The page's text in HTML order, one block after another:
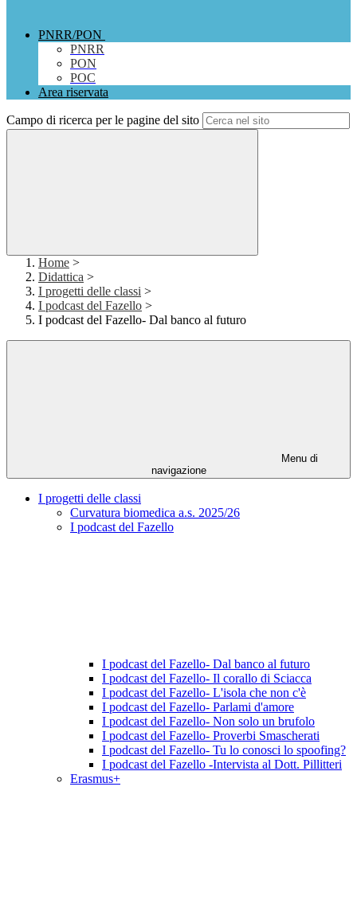
PNRR/PON
PNRR
PON
POC
Area riservata
Campo di ricerca per le pagine del sito
Home >
Didattica >
I progetti delle classi >
I podcast del Fazello >
I podcast del Fazello- Dal banco al futuro
Menu di
navigazione
I progetti delle classi
Curvatura biomedica a.s. 2025/26
I podcast del Fazello
I podcast del Fazello- Dal banco al futuro
I podcast del Fazello- Il corallo di Sciacca
I podcast del Fazello- L'isola che non c'è
I podcast del Fazello- Parlami d'amore
I podcast del Fazello- Non solo un brufolo
I podcast del Fazello- Proverbi Smascherati
I podcast del Fazello- Tu lo conosci lo spoofing?
I podcast del Fazello -Intervista al Dott. Pillitteri
Erasmus+